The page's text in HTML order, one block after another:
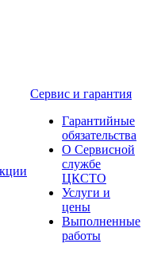
Сервис и гарантия
Гарантийные
обязательства
О Сервисной
службе
ЦКСТО
Услуги и
цены
Выполненные
работы